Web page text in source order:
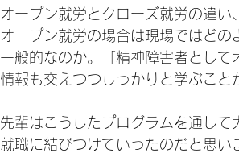
オープン就労とクローズ就労の違い
オープン就労の場合は現場ではど
一般的なのか。「精神障害者とし
情報も交えつつしっかりと学ぶこと
先輩はこうしたプログラムを通して
就職に結びつけていったのだと思い